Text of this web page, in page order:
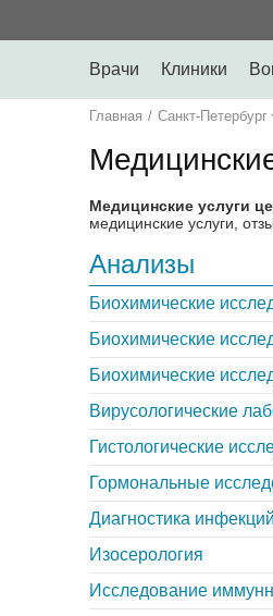
Врачи Клиники
Главная / Санкт-Петербург
Медицинские услуги
медицинские услуги,
Анализы
Биохимические
Биохимические
Биохимические
Вирусологические
Гистологические
Гормональные
Диагностика инфекций
Изосерология
Исследование